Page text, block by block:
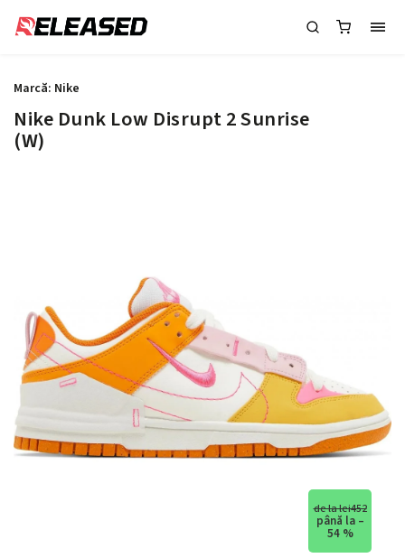
Nike Dunk Low Disrupt 2 Sunrise
(W)
de la lei452
până la –
54 %
Marcă: Nike